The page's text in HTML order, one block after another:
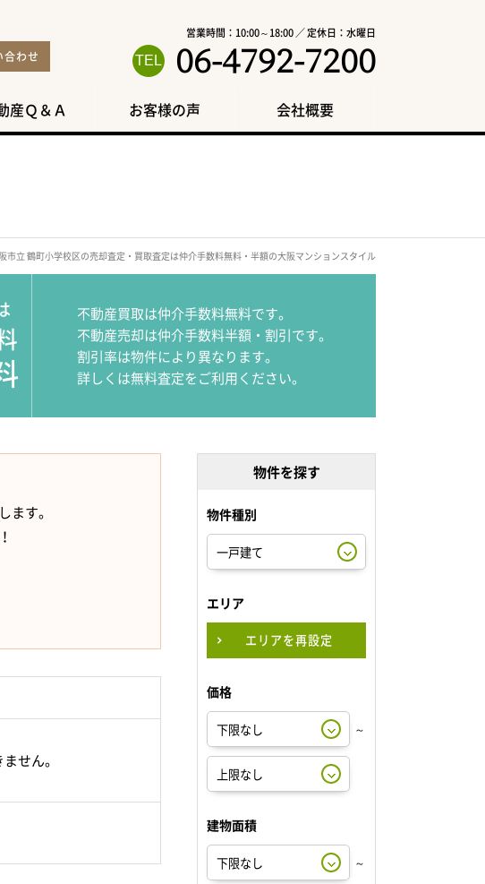
合わせ
営業時間：10:00～18:00 ／ 定休日：水曜日
06-4792-7200
産Ｑ＆Ａ お客様の声 会社概要
市立 鶴町小学校区の売却査定・買取査定は仲介手数料無料・半額の大阪マンションスタイル
不動産買取は仲介手数料無料です。
不動産売却は仲介手数料半額・割引です。
割引率は物件により異なります。
詳しくは無料査定をご利用ください。
ます。
せん。
物件を探す
物件種別
エリア
エリアを再設定
価格
～
建物面積
～